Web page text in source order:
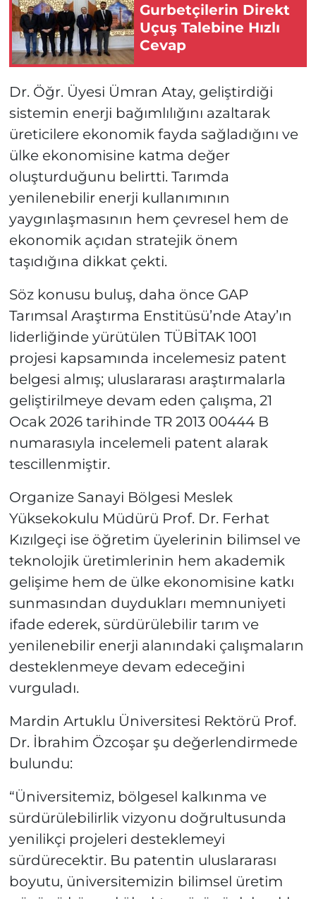
Gurbetçilerin Direkt
Uçuş Talebine Hızlı
Cevap
Dr. Öğr. Üyesi Ümran Atay, geliştirdiği
sistemin enerji bağımlılığını azaltarak
üreticilere ekonomik fayda sağladığını ve
ülke ekonomisine katma değer
oluşturduğunu belirtti. Tarımda
yenilenebilir enerji kullanımının
yaygınlaşmasının hem çevresel hem de
ekonomik açıdan stratejik önem
taşıdığına dikkat çekti.
Söz konusu buluş, daha önce GAP
Tarımsal Araştırma Enstitüsü’nde Atay’ın
liderliğinde yürütülen TÜBİTAK 1001
projesi kapsamında incelemesiz patent
belgesi almış; uluslararası araştırmalarla
geliştirilmeye devam eden çalışma, 21
Ocak 2026 tarihinde TR 2013 00444 B
numarasıyla incelemeli patent alarak
tescillenmiştir.
Organize Sanayi Bölgesi Meslek
Yüksekokulu Müdürü Prof. Dr. Ferhat
Kızılgeçi ise öğretim üyelerinin bilimsel ve
teknolojik üretimlerinin hem akademik
gelişime hem de ülke ekonomisine katkı
sunmasından duydukları memnuniyeti
ifade ederek, sürdürülebilir tarım ve
yenilenebilir enerji alanındaki çalışmaların
desteklenmeye devam edeceğini
vurguladı.
Mardin Artuklu Üniversitesi Rektörü Prof.
Dr. İbrahim Özcoşar şu değerlendirmede
bulundu:
“Üniversitemiz, bölgesel kalkınma ve
sürdürülebilirlik vizyonu doğrultusunda
yenilikçi projeleri desteklemeyi
sürdürecektir. Bu patentin uluslararası
boyutu, üniversitemizin bilimsel üretim